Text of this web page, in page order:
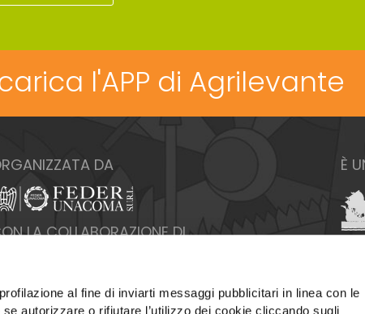
al fine di inviarti messaggi pubblicitari in linea con le
autorizzare o rifiutare l’utilizzo dei cookie cliccando sugli
l'APP di Agrilevante
DA
LA COLLABORAZIONE DI
È